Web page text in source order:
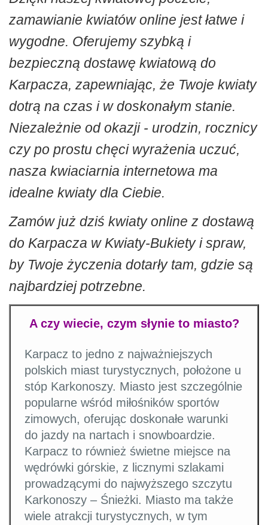
zamawianie kwiatów online jest łatwe i
wygodne. Oferujemy szybką i
bezpieczną dostawę kwiatową do
Karpacza, zapewniając, że Twoje kwiaty
dotrą na czas i w doskonałym stanie.
Niezależnie od okazji - urodzin, rocznicy
czy po prostu chęci wyrażenia uczuć,
nasza kwiaciarnia internetowa ma
idealne kwiaty dla Ciebie.
Zamów już dziś kwiaty online z dostawą
do Karpacza w Kwiaty-Bukiety i spraw,
by Twoje życzenia dotarły tam, gdzie są
najbardziej potrzebne.
A czy wiecie, czym słynie to miasto?
Karpacz to jedno z najważniejszych
polskich miast turystycznych, położone u
stóp Karkonoszy. Miasto jest szczególnie
popularne wśród miłośników sportów
zimowych, oferując doskonałe warunki
do jazdy na nartach i snowboardzie.
Karpacz to również świetne miejsce na
wędrówki górskie, z licznymi szlakami
prowadzącymi do najwyższego szczytu
Karkonoszy – Śnieżki. Miasto ma także
wiele atrakcji turystycznych, w tym